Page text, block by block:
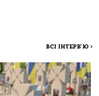
ВСІ ІНТЕРВ'Ю >